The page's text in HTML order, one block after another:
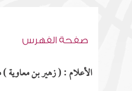
صفحة الفهرس
الأعلام : ( زهير بن معاوية )